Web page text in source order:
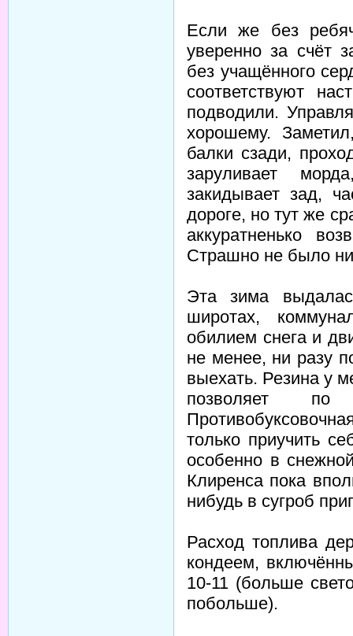
Если же без
уверенно за счёт
без учащённого
соответствуют
подводили.
хорошему.
балки сзади,
заруливает
закидывает зад,
дороге, но тут же
аккуратненько
Страшно не было
Эта зима
широтах,
обилием снега и
не менее, ни разу
выехать. Резина у
позволяет по
только приучить
особенно в
Клиренса пока
нибудь в сугроб
Расход топлива
кондеем,
10-11 (больше
побольше).